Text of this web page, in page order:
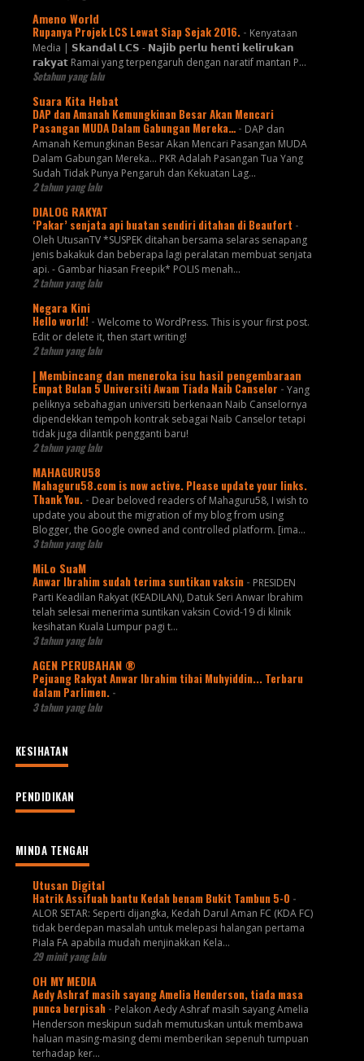
Ameno World
Rupanya Projek LCS Lewat Siap Sejak 2016. - Kenyataan
Media | 𝗦𝗸𝗮𝗻𝗱𝗮𝗹 𝗟𝗖𝗦 - 𝗡𝗮𝗷𝗶𝗯 𝗽𝗲𝗿𝗹𝘂 𝗵𝗲𝗻𝘁𝗶 𝗸𝗲𝗹𝗶𝗿𝘂𝗸𝗮𝗻
𝗿𝗮𝗸𝘆𝗮𝘁 Ramai yang terpengaruh dengan naratif mantan P...
Setahun yang lalu
Suara Kita Hebat
DAP dan Amanah Kemungkinan Besar Akan Mencari
Pasangan MUDA Dalam Gabungan Mereka… - DAP dan
Amanah Kemungkinan Besar Akan Mencari Pasangan MUDA
Dalam Gabungan Mereka… PKR Adalah Pasangan Tua Yang
Sudah Tidak Punya Pengaruh dan Kekuatan Lag...
2 tahun yang lalu
DIALOG RAKYAT
‘Pakar’ senjata api buatan sendiri ditahan di Beaufort -
Oleh UtusanTV *SUSPEK ditahan bersama selaras senapang
jenis bakakuk dan beberapa lagi peralatan membuat senjata
api. - Gambar hiasan Freepik* POLIS menah...
2 tahun yang lalu
Negara Kini
Hello world! - Welcome to WordPress. This is your first post.
Edit or delete it, then start writing!
2 tahun yang lalu
| Membincang dan meneroka isu hasil pengembaraan
Empat Bulan 5 Universiti Awam Tiada Naib Canselor - Yang
peliknya sebahagian universiti berkenaan Naib Canselornya
dipendekkan tempoh kontrak sebagai Naib Canselor tetapi
tidak juga dilantik pengganti baru!
2 tahun yang lalu
MAHAGURU58
Mahaguru58.com is now active. Please update your links.
Thank You. - Dear beloved readers of Mahaguru58, I wish to
update you about the migration of my blog from using
Blogger, the Google owned and controlled platform. [ima...
3 tahun yang lalu
MiLo SuaM
Anwar Ibrahim sudah terima suntikan vaksin - PRESIDEN
Parti Keadilan Rakyat (KEADILAN), Datuk Seri Anwar Ibrahim
telah selesai menerima suntikan vaksin Covid-19 di klinik
kesihatan Kuala Lumpur pagi t...
3 tahun yang lalu
AGEN PERUBAHAN ®
Pejuang Rakyat Anwar Ibrahim tibai Muhyiddin... Terbaru
dalam Parlimen. -
3 tahun yang lalu
KESIHATAN
PENDIDIKAN
MINDA TENGAH
Utusan Digital
Hatrik Assifuah bantu Kedah benam Bukit Tambun 5-0 -
ALOR SETAR: Seperti dijangka, Kedah Darul Aman FC (KDA FC)
tidak berdepan masalah untuk melepasi halangan pertama
Piala FA apabila mudah menjinakkan Kela...
29 minit yang lalu
OH MY MEDIA
Aedy Ashraf masih sayang Amelia Henderson, tiada masa
punca berpisah - Pelakon Aedy Ashraf masih sayang Amelia
Henderson meskipun sudah memutuskan untuk membawa
haluan masing-masing demi memberikan sepenuh tumpuan
terhadap ker...